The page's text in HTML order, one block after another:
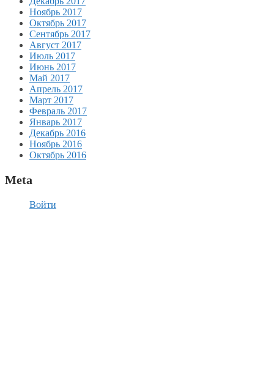
Ноябрь 2017
Октябрь 2017
Сентябрь 2017
Август 2017
Июль 2017
Июнь 2017
Май 2017
Апрель 2017
Март 2017
Февраль 2017
Январь 2017
Декабрь 2016
Ноябрь 2016
Октябрь 2016
Meta
Войти